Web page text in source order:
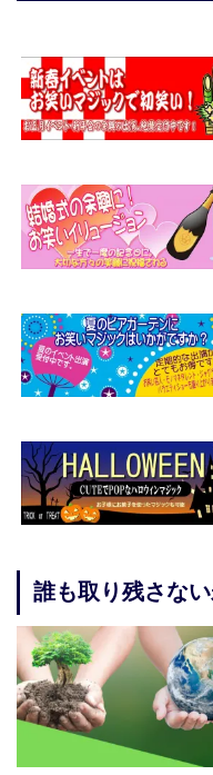
誰も取り残さな